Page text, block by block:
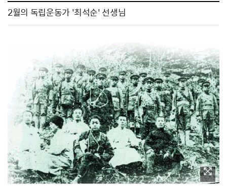
2월의 독립운동가 '최석순' 선생님